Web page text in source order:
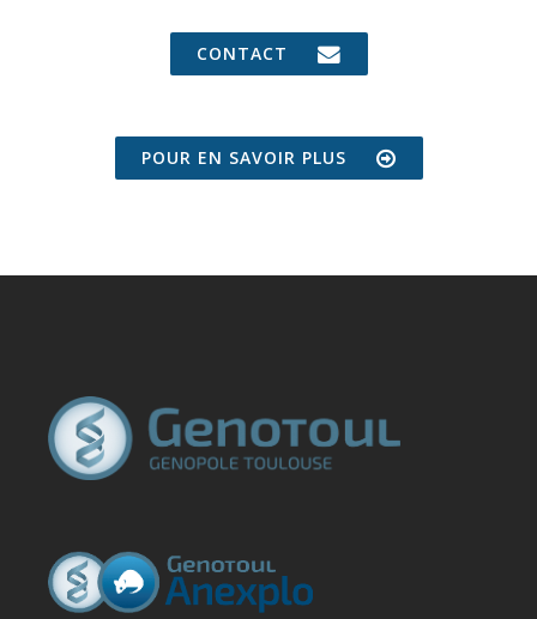
CONTACT
POUR EN SAVOIR PLUS